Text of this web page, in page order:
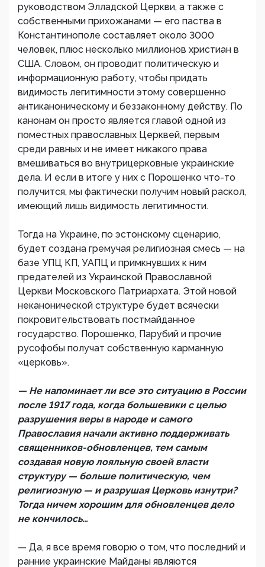
руководством Элладской Церкви, а также с
собственными прихожанами — его паства в
Константинополе составляет около 3000
человек, плюс несколько миллионов христиан в
США. Словом, он проводит политическую и
информационную работу, чтобы придать
видимость легитимности этому совершенно
антиканоническому и беззаконному действу. По
канонам он просто является главой одной из
поместных православных Церквей, первым
среди равных и не имеет никакого права
вмешиваться во внутрицерковные украинские
дела. И если в итоге у них с Порошенко что-то
получится, мы фактически получим новый раскол,
имеющий лишь видимость легитимности.
Тогда на Украине, по эстонскому сценарию,
будет создана гремучая религиозная смесь — на
базе УПЦ КП, УАПЦ и примкнувших к ним
предателей из Украинской Православной
Церкви Московского Патриархата. Этой новой
неканонической структуре будет всячески
покровительствовать постмайданное
государство. Порошенко, Парубий и прочие
русофобы получат собственную карманную
«церковь».
— Не напоминает ли все это ситуацию в России
после 1917 года, когда большевики с целью
разрушения веры в народе и самого
Православия начали активно поддерживать
священников-обновленцев, тем самым
создавая новую лояльную своей власти
структуру — больше политическую, чем
религиозную — и разрушая Церковь изнутри?
Тогда ничем хорошим для обновленцев дело
не кончилось…
— Да, я все время говорю о том, что последний и
ранние украинские Майданы являются